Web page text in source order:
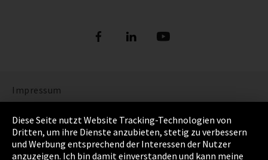
Impressum
Datenschutz
Cookie Einstellungen
Diese Seite nutzt Website Tracking-Technologien von
Dritten, um ihre Dienste anzubieten, stetig zu verbessern
und Werbung entsprechend der Interessen der Nutzer
anzuzeigen. Ich bin damit einverstanden und kann meine